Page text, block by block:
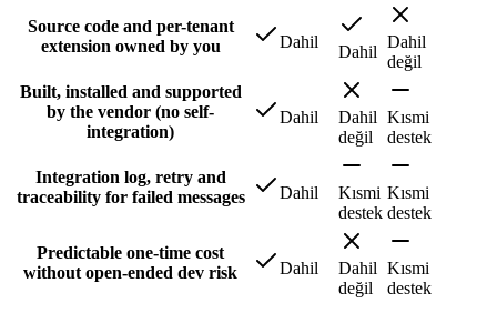
Source code and per-tenant
extension owned by you
Dahil
Dahil
Dahil
değil
Built, installed and supported
by the vendor (no self-
integration)
Dahil
Dahil
değil
Kısmi
destek
Integration log, retry and
traceability for failed messages
Dahil
Kısmi
destek
Kısmi
destek
Predictable one-time cost
without open-ended dev risk
Dahil
Dahil
değil
Kısmi
destek